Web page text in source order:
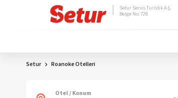
Setur Servis Turistik A.Ş.
Belge No: 728
Setur Roanoke Otelleri
Otel / Konum